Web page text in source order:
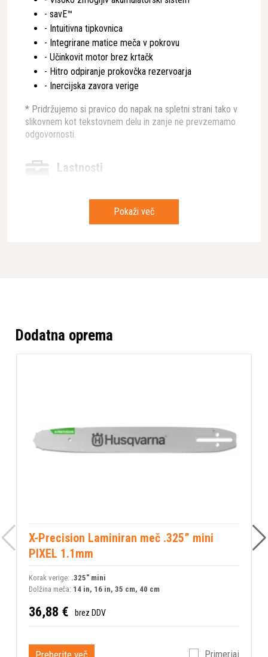
- savE™
- Intuitivna tipkovnica
- Integrirane matice meča v pokrovu
- Učinkovit motor brez krtačk
- Hitro odpiranje prokovčka rezervoarja
- Inercijska zavora verige
* Pridržujemo si pravico do napak na spletni strani tako v
slikovnem kot tekstovnem delu in zanje ne prevzemamo
odgovornosti.
Lastnosti
.325" mini
Pokaži več
Dodatna oprema
X-Precision Laminiran meč .325” mini
PIXEL 1.1mm
Korak verige: .325" mini
Dolžina meča: 14 in, 16 in, 35 cm, 40 cm
36,88 € brez DDV
Preberite več Primerjaj